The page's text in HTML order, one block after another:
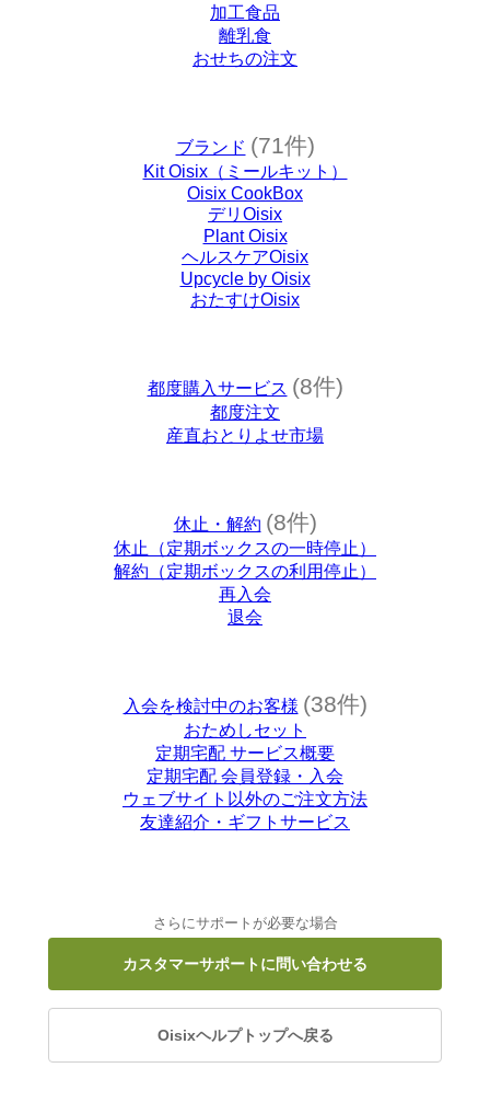
加工食品
離乳食
おせちの注文
ブランド (71件)
Kit Oisix（ミールキット）
Oisix CookBox
デリOisix
Plant Oisix
ヘルスケアOisix
Upcycle by Oisix
おたすけOisix
都度購入サービス (8件)
都度注文
産直おとりよせ市場
休止・解約 (8件)
休止（定期ボックスの一時停止）
解約（定期ボックスの利用停止）
再入会
退会
入会を検討中のお客様 (38件)
おためしセット
定期宅配 サービス概要
定期宅配 会員登録・入会
ウェブサイト以外のご注文方法
友達紹介・ギフトサービス